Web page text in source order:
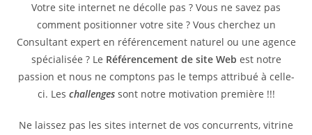
Votre site internet ne décolle pas ? Vous ne savez pas
comment positionner votre site ? Vous cherchez un
Consultant expert en référencement naturel ou une agence
spécialisée ? Le Référencement de site Web est notre
passion et nous ne comptons pas le temps attribué à celle-
ci. Les challengessont notre motivation première !!!
Ne laissez pas les sites internet de vos concurrents, vitrine